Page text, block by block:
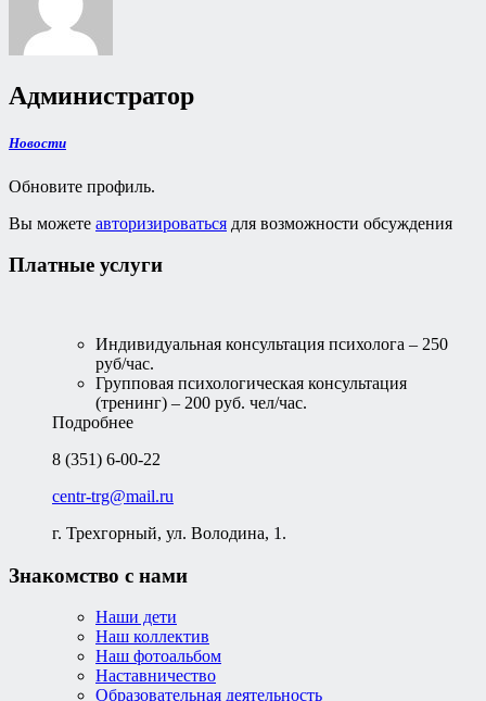
Администратор
Новости
Обновите профиль.
Вы можете авторизироваться для возможности обсуждения
Платные услуги
Индивидуальная консультация психолога – 250
руб/час.
Групповая психологическая консультация
(тренинг) – 200 руб. чел/час.
Подробнее
8 (351) 6-00-22
centr-trg@mail.ru
г. Трехгорный, ул. Володина, 1.
Знакомство с нами
Наши дети
Наш коллектив
Наш фотоальбом
Наставничество
Образовательная деятельность